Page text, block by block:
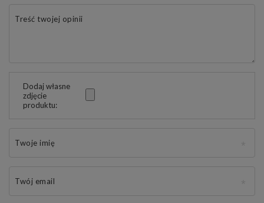
Treść twojej opinii
Dodaj własne
zdjęcie
produktu:
Twoje imię
Twój email